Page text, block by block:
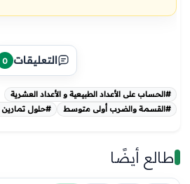
التعليقات 0
#الحساب على الأعداد الطبيعية و الأعداد العشرية
#القسمة والضرب أولى متوسط
#حلول تمارين
طالع أيضًا